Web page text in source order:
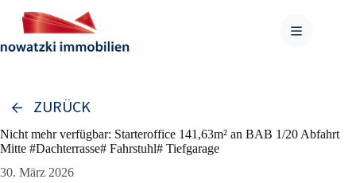
Inhalt
springen
ZURÜCK
Nicht mehr verfügbar: Starteroffice 141,63m² an BAB 1/20 Abfahrt
Mitte #Dachterrasse# Fahrstuhl# Tiefgarage
30. März 2026